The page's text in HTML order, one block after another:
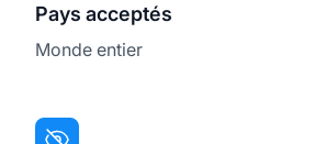
Pays acceptés
Monde entier